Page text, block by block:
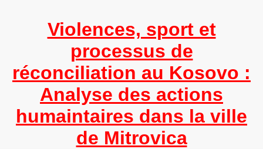
Violences, sport et
processus de
réconciliation au Kosovo :
Analyse des actions
humaintaires dans la ville
de Mitrovica
dans une ville en guerre